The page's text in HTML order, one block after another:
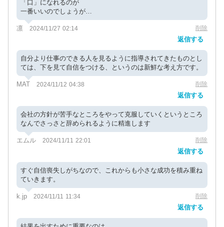
「口」になれるのが
一番いいのでしょうが…
凛 2024/11/27 02:14 削除
返信する
自分より仕事のできる人を見るように指導されてきたものとし
ては、下を見て自信をつける、というのは新鮮な考え方です。
MAT 2024/11/12 04:38 削除
返信する
会社の方針が苦手なところをやって克服していくというところ
なんでさっさと辞められるように精進します
エムル 2024/11/11 22:01 削除
返信する
すぐ自信喪失しがちなので、これからも小さな成功を積み重ね
ていきます。
k.jp 2024/11/11 11:34 削除
返信する